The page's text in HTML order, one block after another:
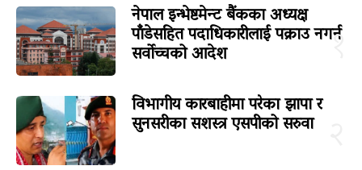
१
नेपाल इन्भेष्टमेन्ट बैंकका अध्यक्ष
पाँडेसहित पदाधिकारीलाई पक्राउ नगर्न
सर्वोच्चको आदेश
विभागीय कारबाहीमा परेका झापा र
सुनसरीका सशस्त्र एसपीको सरुवा